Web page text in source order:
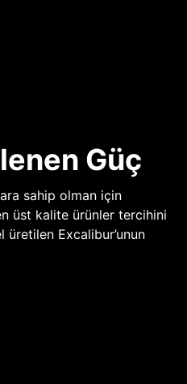
Güç
sahip olman için
üst kalite ürünler tercihini
Excalibur’unun